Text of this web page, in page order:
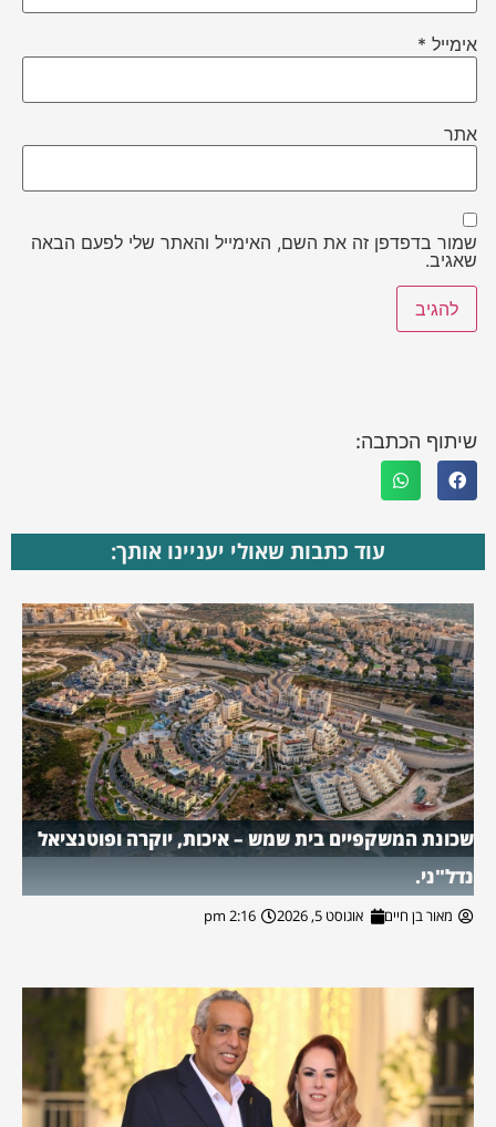
אימייל *
אתר
שמור בדפדפן זה את השם, האימייל והאתר שלי לפעם הבאה
שאגיב.
שיתוף הכתבה:
עוד כתבות שאולי יעניינו אותך:
שכונת המשקפיים בית שמש – איכות, יוקרה ופוטנציאל
נדל"ני.
מאור בן חיים אוגוסט 5, 2026 2:16 pm